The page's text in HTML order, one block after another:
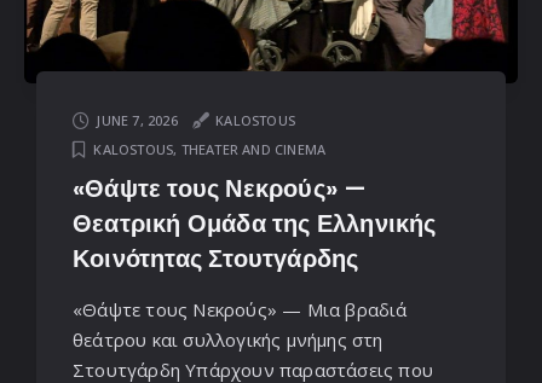
JUNE 7, 2026
KALOSTOUS
KALOSTOUS, THEATER AND CINEMA
«Θάψτε τους Νεκρούς» —
Θεατρική Ομάδα της Ελληνικής
Κοινότητας Στουτγάρδης
«Θάψτε τους Νεκρούς» — Μια βραδιά
θεάτρου και συλλογικής μνήμης στη
Στουτγάρδη Υπάρχουν παραστάσεις που